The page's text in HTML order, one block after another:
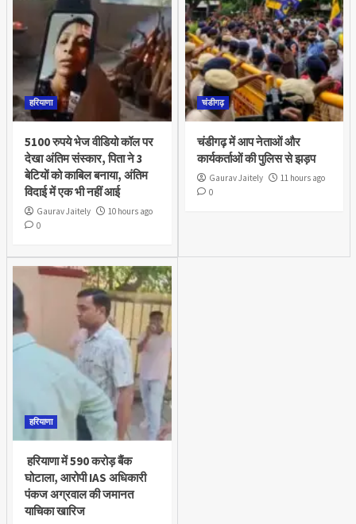
हरियाणा
5100 रुपये भेज वीडियो कॉल पर
देखा अंतिम संस्कार, पिता ने 3
बेटियों को काबिल बनाया, अंतिम
विदाई में एक भी नहीं आई
Gaurav Jaitely
10 hours ago
0
चंडीगढ़
चंडीगढ़ में आप नेताओं और
कार्यकर्ताओं की पुलिस से झड़प
Gaurav Jaitely
11 hours ago
0
हरियाणा
हरियाणा में 590 करोड़ बैंक
घोटाला, आरोपी IAS अधिकारी
पंकज अग्रवाल की जमानत
याचिका खारिज